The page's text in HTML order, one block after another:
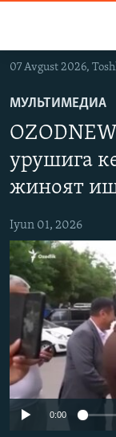
Асосий
ўтинг
Қидиришга
ўтинг
OZODVIDEO
OZODARXIV
На русском
ИЖТИМОИЙ
Озодлик
07 Avgust 2026,
МУЛЬТИМЕДИА
урушига
жиноят
Iyun 01, 2026
Айни
0:00